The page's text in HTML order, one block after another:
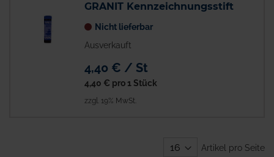
GRANIT Kennzeichnungsstift
Nicht lieferbar
Ausverkauft
4,40 € / St
4,40 € pro 1 Stück
zzgl. 19% MwSt.
Artikel pro Seite